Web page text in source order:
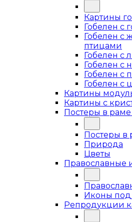
Картины
Гобелен с
Гобелен с
птицами
Гобелен с
Гобелен с
Гобелен с
Гобелен с
Картины
Картины с
Постеры в раме
Постеры в
Природа
Цветы
Православные
Иконы под
Репродукции